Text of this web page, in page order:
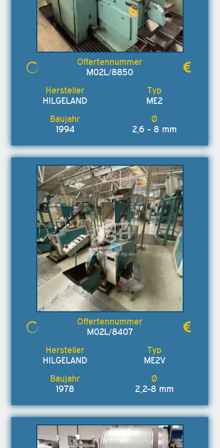
M02L/8850
HILGELAND ME2
1994 2,6 - 8 mm
M02L/8407
HILGELAND ME2V
1978 2,2-8 mm